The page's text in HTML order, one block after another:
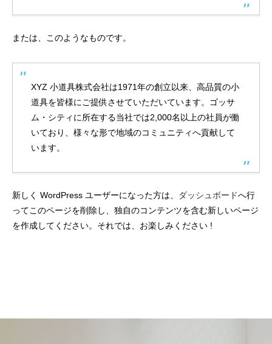
または、このようなものです。
XYZ 小道具株式会社は1971年の創立以来、高品質の小
道具を皆様にご提供させていただいています。ゴッサ
ム・シティに所在する当社では2,000名以上の社員が働
いており、様々な形で地域のコミュニティへ貢献して
います。
新しく WordPress ユーザーになった方は、 ダッシュボードへ行
ってこのページを削除し、独自のコンテンツを含む新しいページ
を作成してください。それでは、お楽しみください !